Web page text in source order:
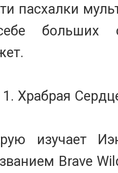
пасхалки
больших
1. Храбрая
изучает
Brave